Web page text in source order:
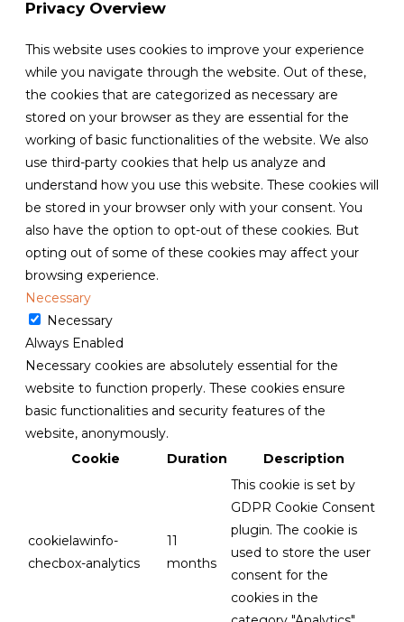
Privacy Overview
This website uses cookies to improve your experience
while you navigate through the website. Out of these,
the cookies that are categorized as necessary are
stored on your browser as they are essential for the
working of basic functionalities of the website. We also
use third-party cookies that help us analyze and
understand how you use this website. These cookies will
be stored in your browser only with your consent. You
also have the option to opt-out of these cookies. But
opting out of some of these cookies may affect your
browsing experience.
Necessary
Necessary
Always Enabled
Necessary cookies are absolutely essential for the
website to function properly. These cookies ensure
basic functionalities and security features of the
website, anonymously.
Cookie
Duration Description
cookielawinfo-
checbox-analytics
11
months
This cookie is set by
GDPR Cookie Consent
plugin. The cookie is
used to store the user
consent for the
cookies in the